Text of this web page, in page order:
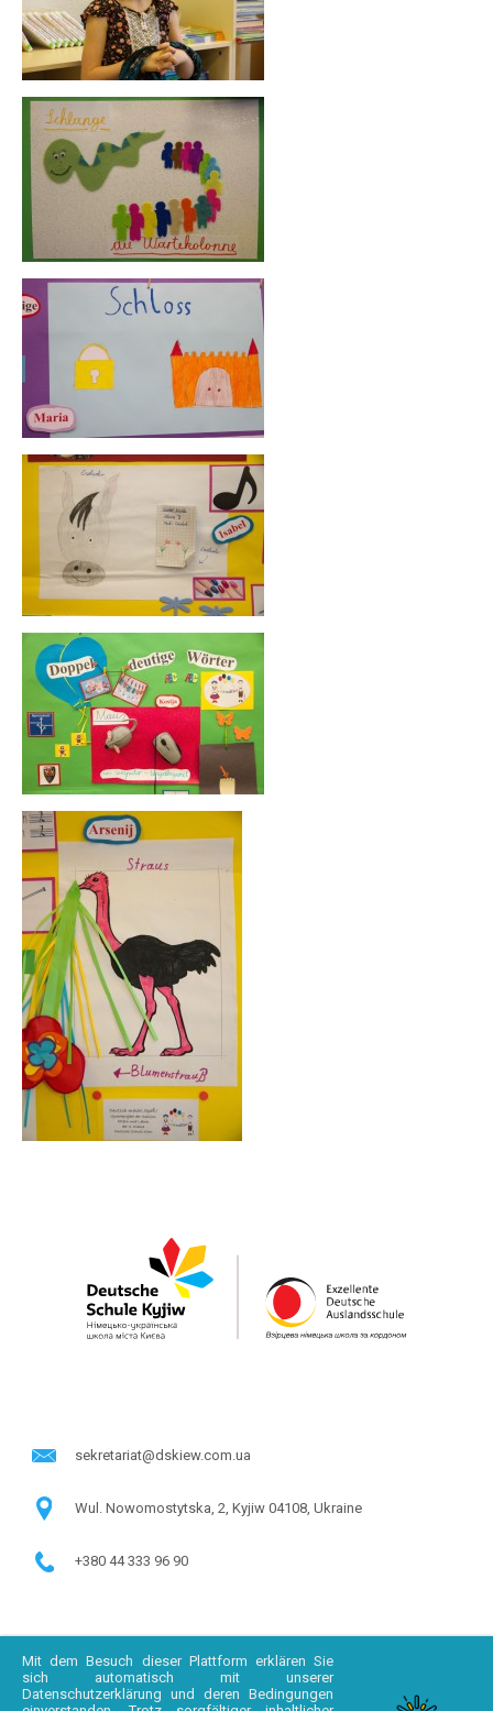
sekretariat@dskiew.com.ua
Wul. Nowomostytska, 2, Kyjiw 04108, Ukraine
+380 44 333 96 90
Mit dem Besuch dieser Plattform erklären Sie
sich automatisch mit unserer
Datenschutzerklärung und deren Bedingungen